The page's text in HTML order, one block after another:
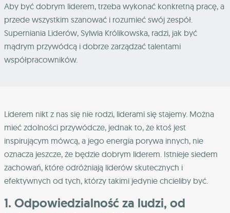
Aby być dobrym liderem, trzeba wykonać konkretną pracę, a
przede wszystkim szanować i rozumieć swój zespół.
Superniania Liderów, Sylwia Królikowska, radzi, jak być
mądrym przywódcą i dobrze zarządzać talentami
współpracowników.
Liderem nikt z nas się nie rodzi, liderami się stajemy. Można
mieć zdolności przywódcze, jednak to, że ktoś jest
inspirującym mówcą, a jego energia porywa innych, nie
oznacza jeszcze, że będzie dobrym liderem. Istnieje siedem
zachowań, które odróżniają liderów skutecznych i
efektywnych od tych, którzy takimi jedynie chcieliby być.
1. Odpowiedzialność za ludzi, od